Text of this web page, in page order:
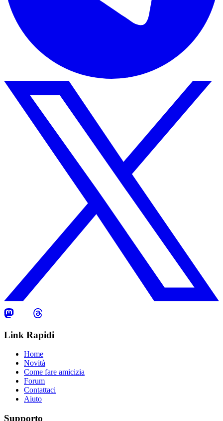
Link Rapidi
Home
Novità
Come fare amicizia
Forum
Contattaci
Aiuto
Supporto